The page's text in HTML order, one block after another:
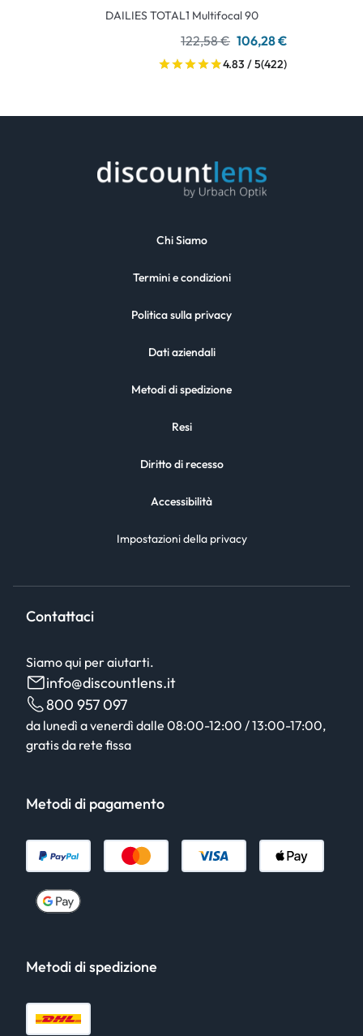
DAILIES TOTAL1 Multifocal 90
122,58 € 106,28 €
4.83 / 5(422)
Chi Siamo
Termini e condizioni
Politica sulla privacy
Dati aziendali
Metodi di spedizione
Resi
Diritto di recesso
Accessibilità
Impostazioni della privacy
Contattaci
Siamo qui per aiutarti.
info@discountlens.it
800 957 097
da lunedì a venerdì dalle 08:00-12:00 / 13:00-17:00,
gratis da rete fissa
Metodi di pagamento
Metodi di spedizione